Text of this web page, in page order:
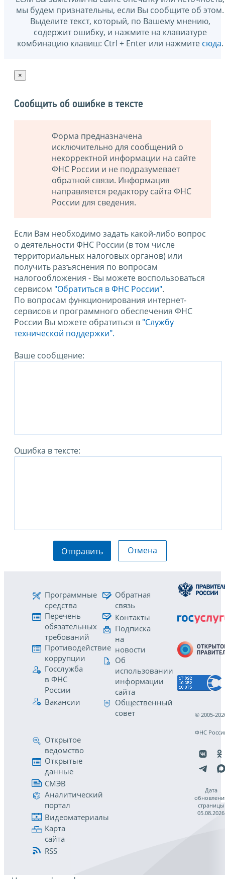
мы будем признательны, если Вы сообщите об этом.
Выделите текст, который, по Вашему мнению,
содержит ошибку, и нажмите на клавиатуре
комбинацию клавиш: Ctrl + Enter или нажмите сюда.
×
Сообщить об ошибке в тексте
Форма предназначена
исключительно для сообщений о
некорректной информации на сайте
ФНС России и не подразумевает
обратной связи. Информация
направляется редактору сайта ФНС
России для сведения.
Если Вам необходимо задать какой-либо вопрос
о деятельности ФНС России (в том числе
территориальных налоговых органов) или
получить разъяснения по вопросам
налогообложения - Вы можете воспользоваться
сервисом "Обратиться в ФНС России".
По вопросам функционирования интернет-
сервисов и программного обеспечения ФНС
России Вы можете обратиться в "Службу
технической поддержки".
Ваше сообщение:
Ошибка в тексте:
Отправить Отмена
Программные
средства
Перечень
обязательных
требований
Противодействие
коррупции
Госслужба
в ФНС
России
Вакансии
Обратная
связь
Контакты
Подписка
на
новости
Об
использовании
информации
сайта
Общественный
совет
Открытое
ведомство
Открытые
данные
СМЭВ
Аналитический
портал
Видеоматериалы
Карта
сайта
RSS
© 2005-
ФНС
Дата
страницы
05.08.2026